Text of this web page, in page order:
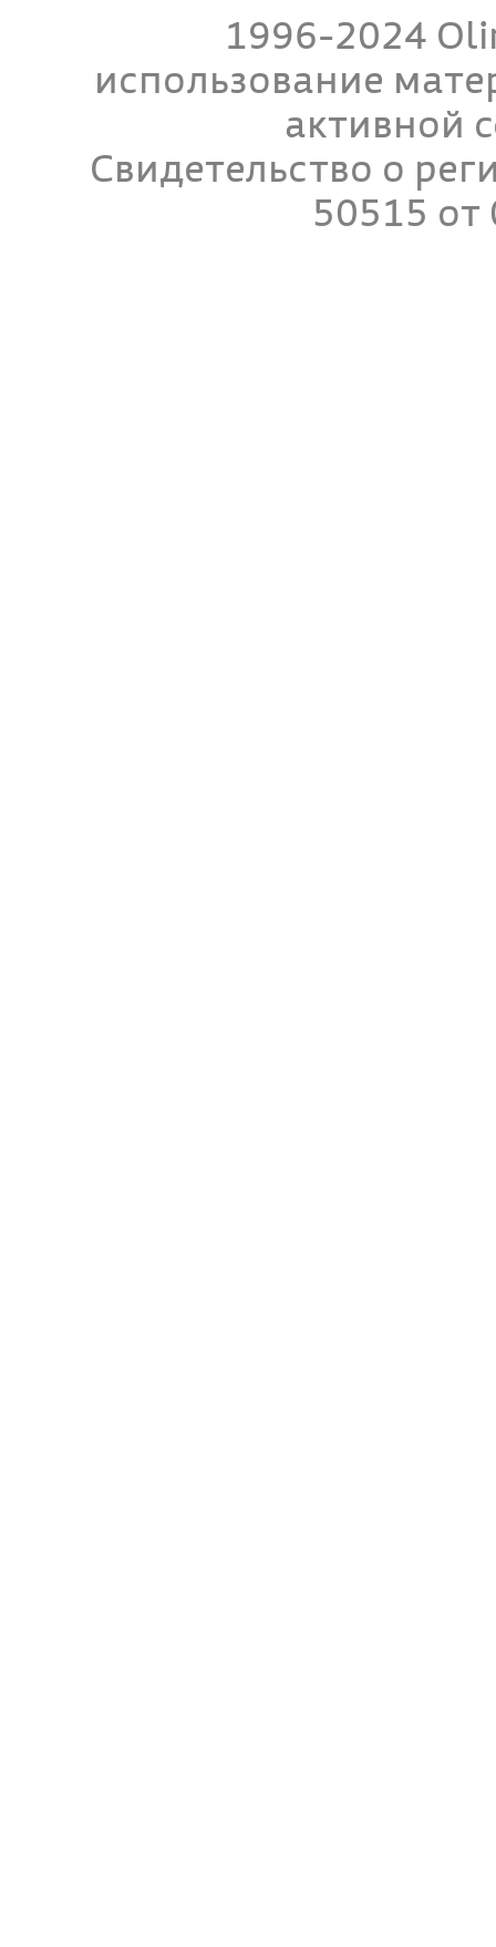
1996-2024
использование
активной
Свидетельство о
50515 от